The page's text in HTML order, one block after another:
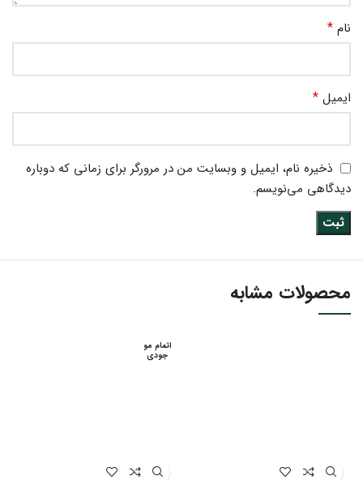
نام *
ایمیل *
ذخیره نام، ایمیل و وبسایت من در مرورگر برای زمانی که دوباره
دیدگاهی می‌نویسم.
محصولات مشابه
اتمام مو
جودی